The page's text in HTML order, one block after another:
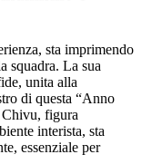
sta imprimendo
squadra. La sua
unita alla
di questa “Anno
Chivu, figura
interista, sta
essenziale per